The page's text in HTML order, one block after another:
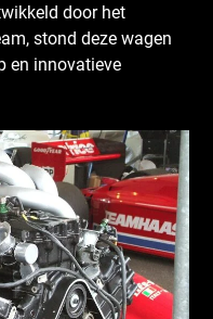
door het
stond deze wagen
en innovatieve